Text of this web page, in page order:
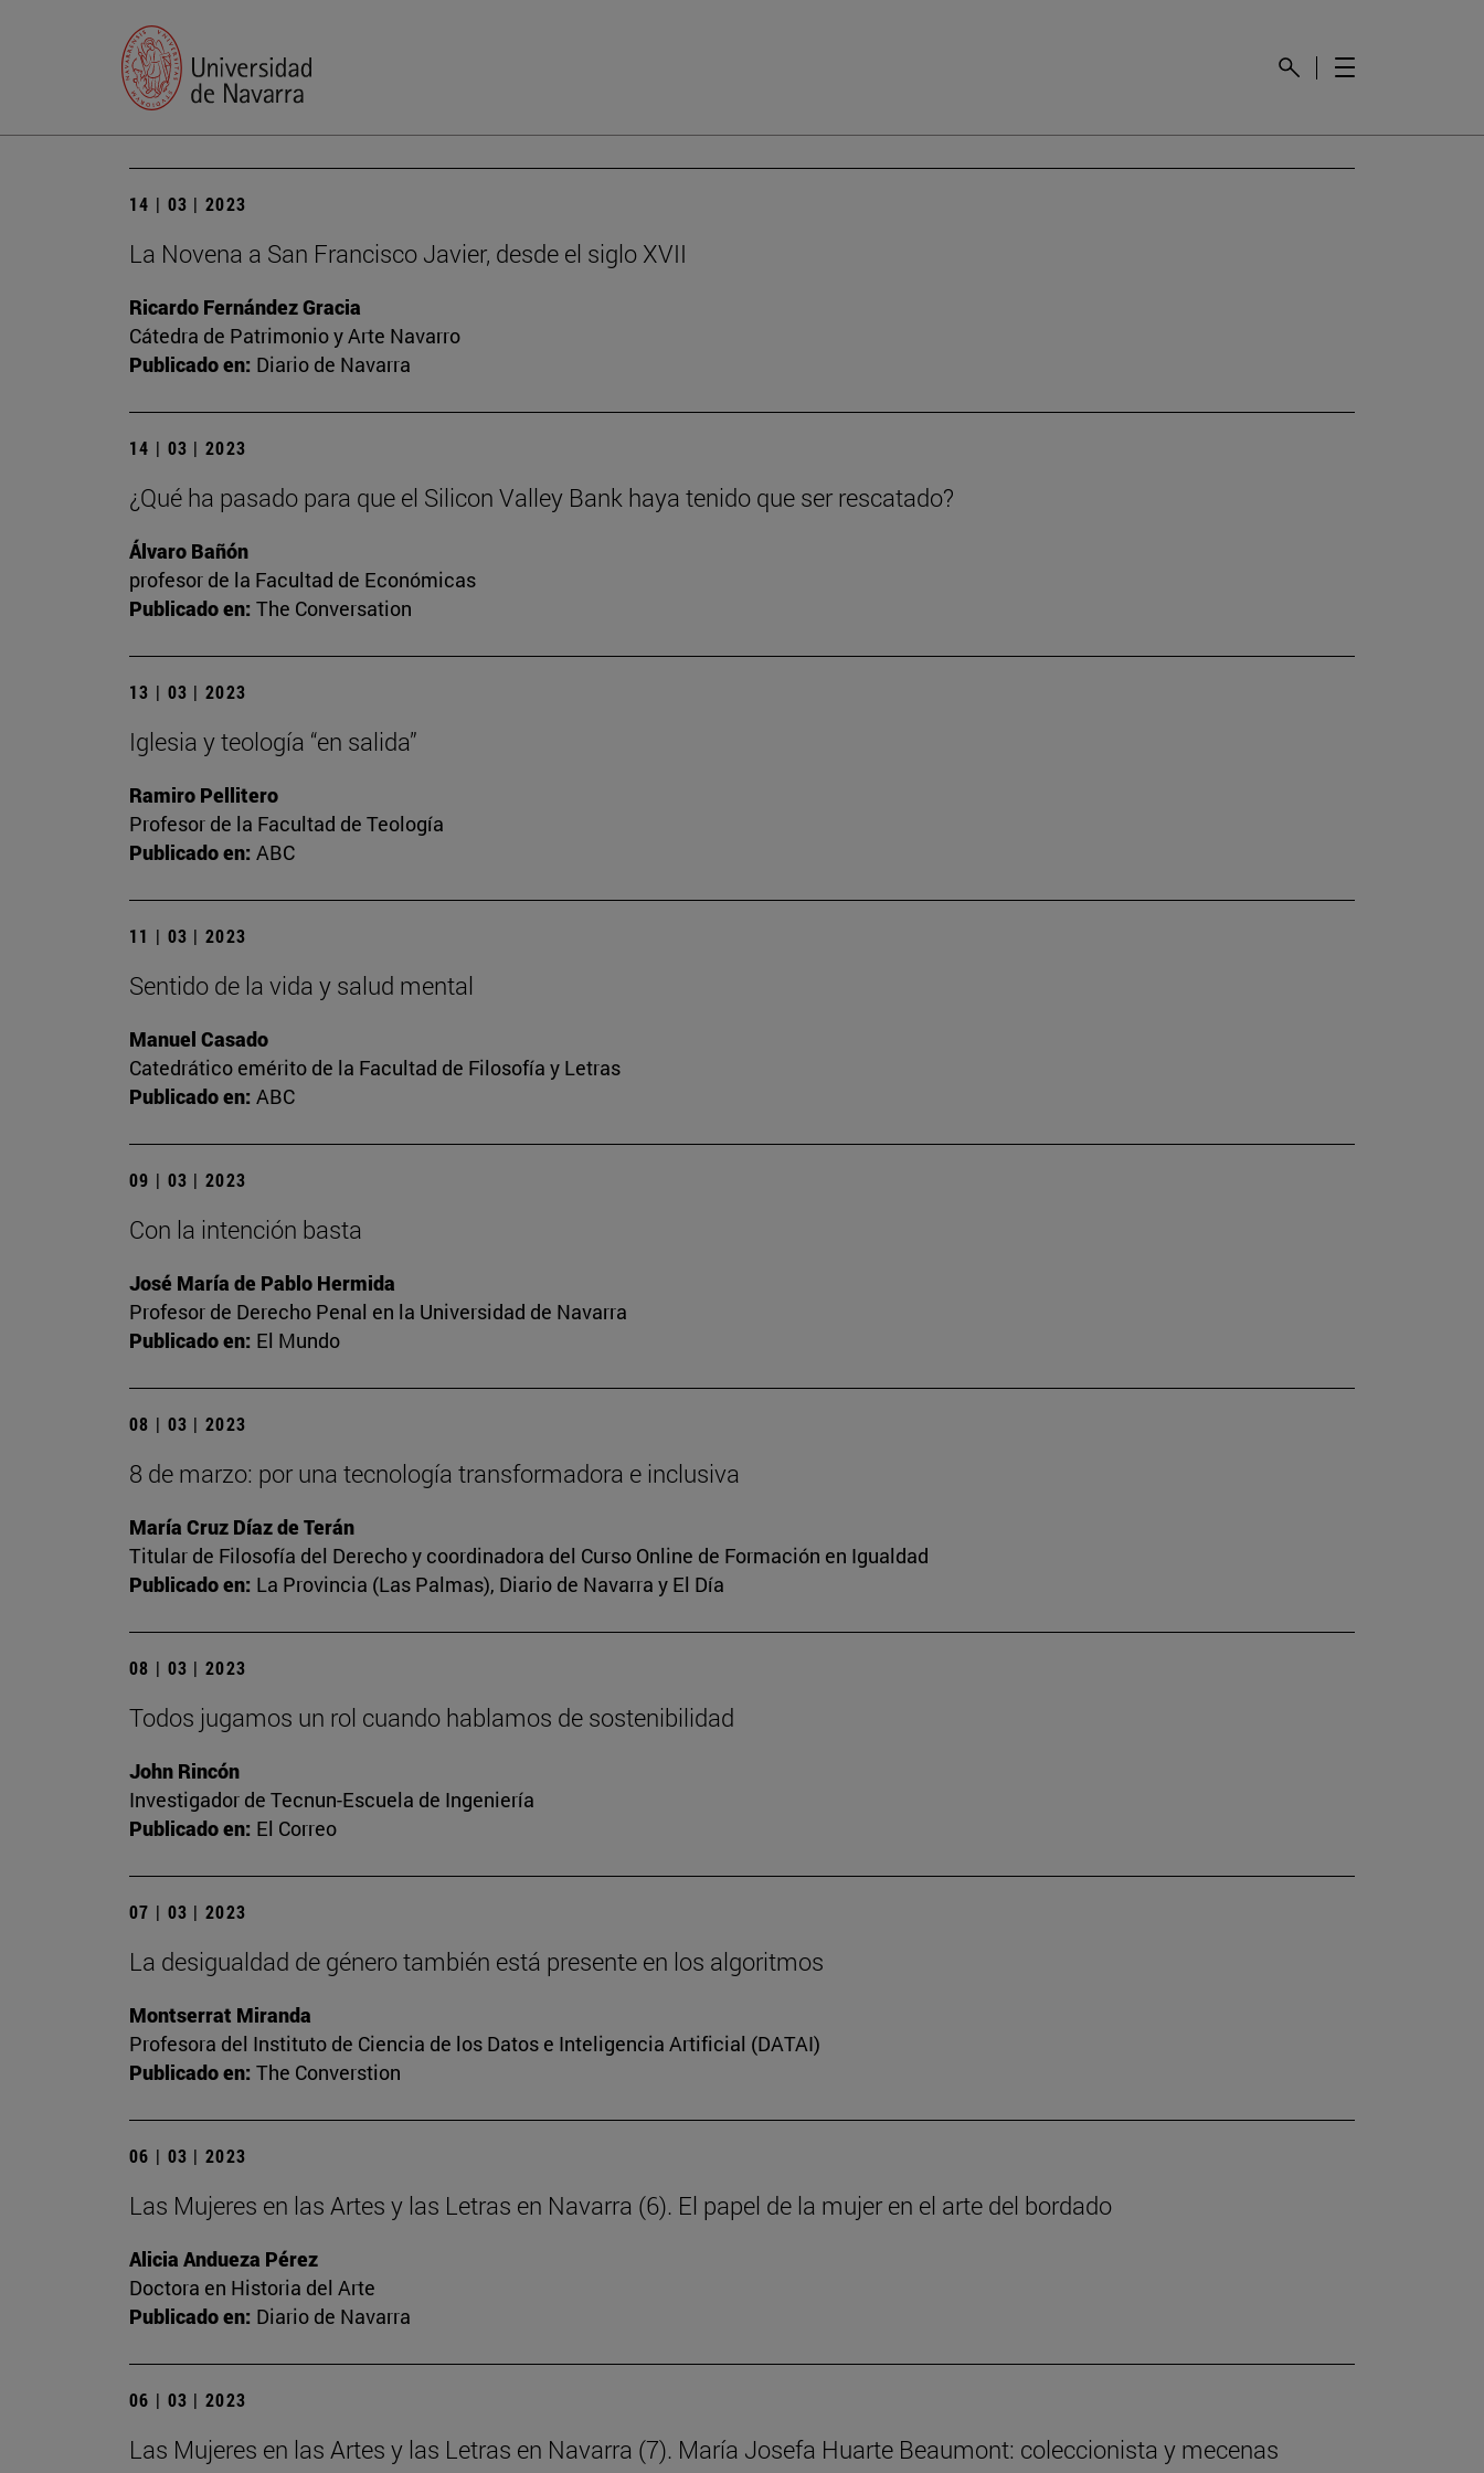
14 | 03 | 2023
La Novena a San Francisco Javier, desde el siglo XVII
Ricardo Fernández Gracia
Cátedra de Patrimonio y Arte Navarro
Publicado en: Diario de Navarra
14 | 03 | 2023
¿Qué ha pasado para que el Silicon Valley Bank haya tenido que ser rescatado?
Álvaro Bañón
profesor de la Facultad de Económicas
Publicado en: The Conversation
13 | 03 | 2023
Iglesia y teología “en salida”
Ramiro Pellitero
Profesor de la Facultad de Teología
Publicado en: ABC
11 | 03 | 2023
Sentido de la vida y salud mental
Manuel Casado
Catedrático emérito de la Facultad de Filosofía y Letras
Publicado en: ABC
09 | 03 | 2023
Con la intención basta
José María de Pablo Hermida
Profesor de Derecho Penal en la Universidad de Navarra
Publicado en: El Mundo
08 | 03 | 2023
8 de marzo: por una tecnología transformadora e inclusiva
María Cruz Díaz de Terán
Titular de Filosofía del Derecho y coordinadora del Curso Online de Formación en Igualdad
Publicado en: La Provincia (Las Palmas), Diario de Navarra y El Día
08 | 03 | 2023
Todos jugamos un rol cuando hablamos de sostenibilidad
John Rincón
Investigador de Tecnun-Escuela de Ingeniería
Publicado en: El Correo
07 | 03 | 2023
La desigualdad de género también está presente en los algoritmos
Montserrat Miranda
Profesora del Instituto de Ciencia de los Datos e Inteligencia Artificial (DATAI)
Publicado en: The Converstion
06 | 03 | 2023
Las Mujeres en las Artes y las Letras en Navarra (6). El papel de la mujer en el arte del bordado
Alicia Andueza Pérez
Doctora en Historia del Arte
Publicado en: Diario de Navarra
06 | 03 | 2023
Las Mujeres en las Artes y las Letras en Navarra (7). María Josefa Huarte Beaumont: coleccionista y mecenas